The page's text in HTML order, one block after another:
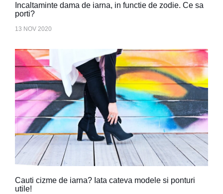
Incaltaminte dama de iarna, in functie de zodie. Ce sa
porti?
13 NOV 2020
Cauti cizme de iarna? Iata cateva modele si ponturi
utile!